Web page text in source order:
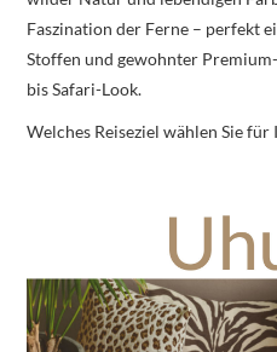
Faszination der Ferne – perfekt
Stoffen und gewohnter
bis Safari-Look.
Welches Reiseziel wählen Sie für